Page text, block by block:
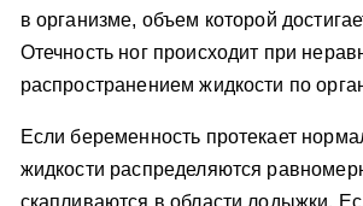
в организме, объем которой
Отечность ног происходит при
распространением жидкости по
Если беременность протекает
жидкости распределяются
скапливаются в области лодыжки.